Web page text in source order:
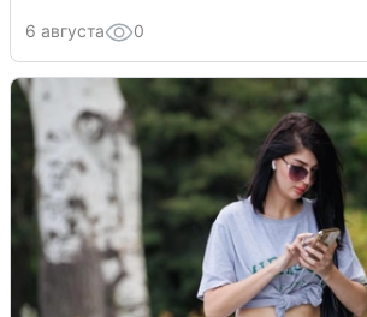
6 августа 0